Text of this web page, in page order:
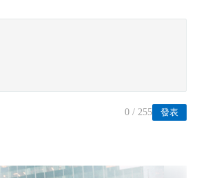
發表
0 / 255